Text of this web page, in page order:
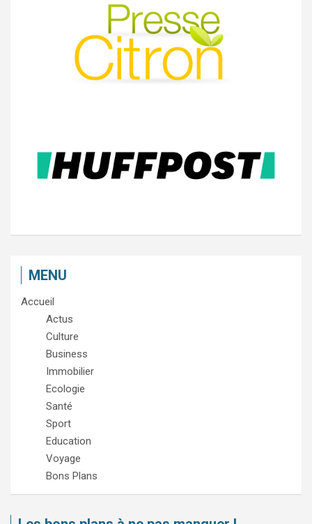
MENU
Accueil
Actus
Culture
Business
Immobilier
Ecologie
Santé
Sport
Education
Voyage
Bons Plans